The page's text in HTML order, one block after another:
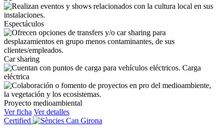
Espectáculos
Car sharing
Carga
eléctrica
Proyecto medioambiental
Ver ficha Ver detalles
Certified